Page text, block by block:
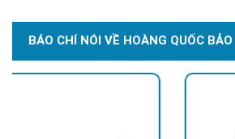
BÁO CHÍ NÓI VỀ HOÀNG QUỐC BẢO